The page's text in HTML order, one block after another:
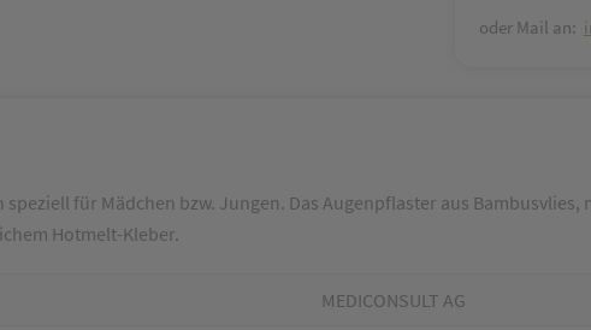
oder Mail an:
für Mädchen bzw. Jungen. Das Augenpflaster aus
Hotmelt-Kleber.
MEDICONSULT AG